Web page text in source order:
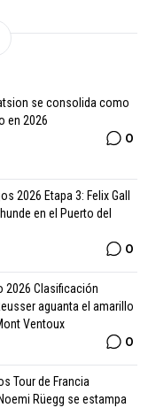
se consolida como
en 2026
0
2026 Etapa 3: Felix Gall
en el Puerto del
0
2026 Clasificación
aguanta el amarillo
Ventoux
0
Tour de Francia
Rüegg se estampa